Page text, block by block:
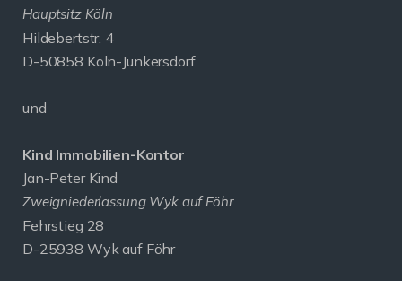
Hauptsitz Köln
Hildebertstr. 4
D-50858 Köln-Junkersdorf
und
Kind Immobilien-Kontor
Jan-Peter Kind
Zweigniederlassung Wyk auf Föhr
Fehrstieg 28
D-25938 Wyk auf Föhr